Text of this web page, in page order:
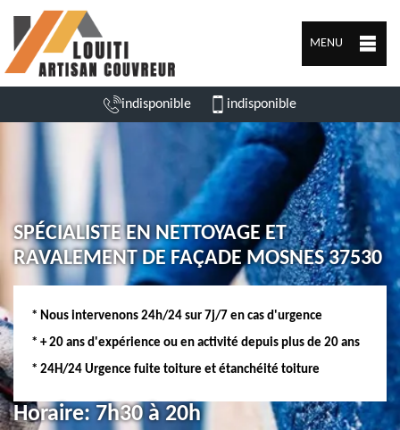
MENU
indisponible indisponible
SPÉCIALISTE EN NETTOYAGE ET
RAVALEMENT DE FAÇADE MOSNES 37530
* Nous intervenons 24h/24 sur 7j/7 en cas d'urgence
* + 20 ans d'expérience ou en activité depuis plus de 20 ans
* 24H/24 Urgence fuite toiture et étanchéité toiture
Horaire: 7h30 à 20h